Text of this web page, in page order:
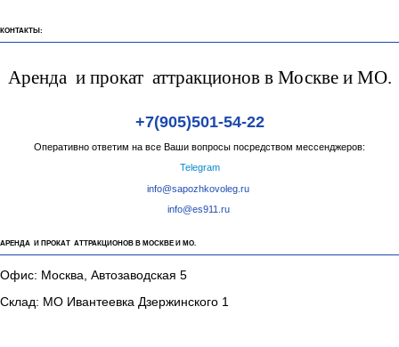
КОНТАКТЫ:
Аренда и прокат аттракционов в Москве и МО.
+7(905)501-54-22
Оперативно ответим на все Ваши вопросы посредством мессенджеров:
Telegram
info@sapozhkovoleg.ru
info@es911.ru
АРЕНДА И ПРОКАТ АТТРАКЦИОНОВ В МОСКВЕ И МО.
Офис: Москва, Автозаводская 5
Склад: МО Ивантеевка Дзержинского 1